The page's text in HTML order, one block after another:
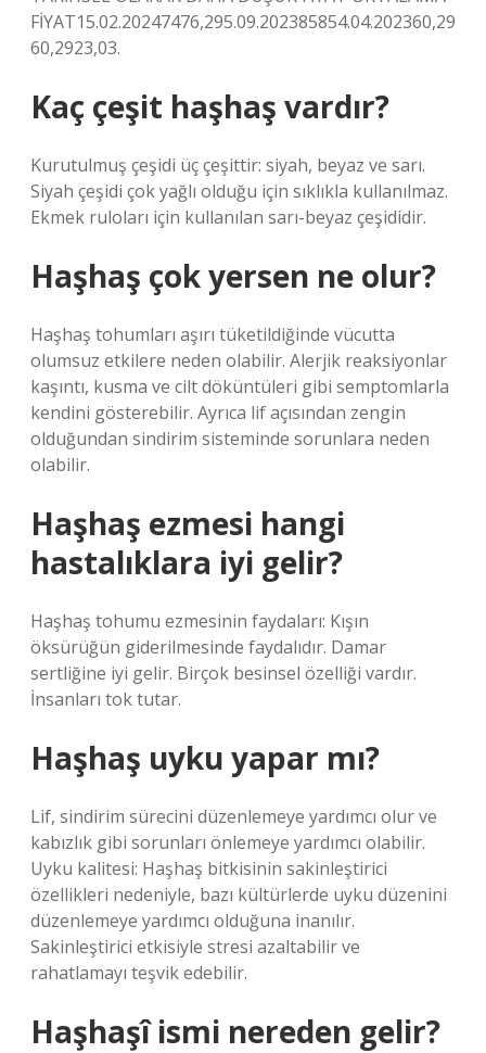
FİYAT15.02.20247476,295.09.202385854.04.202360,29
60,2923,03.
Kaç çeşit haşhaş vardır?
Kurutulmuş çeşidi üç çeşittir: siyah, beyaz ve sarı.
Siyah çeşidi çok yağlı olduğu için sıklıkla kullanılmaz.
Ekmek ruloları için kullanılan sarı-beyaz çeşididir.
Haşhaş çok yersen ne olur?
Haşhaş tohumları aşırı tüketildiğinde vücutta
olumsuz etkilere neden olabilir. Alerjik reaksiyonlar
kaşıntı, kusma ve cilt döküntüleri gibi semptomlarla
kendini gösterebilir. Ayrıca lif açısından zengin
olduğundan sindirim sisteminde sorunlara neden
olabilir.
Haşhaş ezmesi hangi
hastalıklara iyi gelir?
Haşhaş tohumu ezmesinin faydaları: Kışın
öksürüğün giderilmesinde faydalıdır. Damar
sertliğine iyi gelir. Birçok besinsel özelliği vardır.
İnsanları tok tutar.
Haşhaş uyku yapar mı?
Lif, sindirim sürecini düzenlemeye yardımcı olur ve
kabızlık gibi sorunları önlemeye yardımcı olabilir.
Uyku kalitesi: Haşhaş bitkisinin sakinleştirici
özellikleri nedeniyle, bazı kültürlerde uyku düzenini
düzenlemeye yardımcı olduğuna inanılır.
Sakinleştirici etkisiyle stresi azaltabilir ve
rahatlamayı teşvik edebilir.
Haşhaşî ismi nereden gelir?